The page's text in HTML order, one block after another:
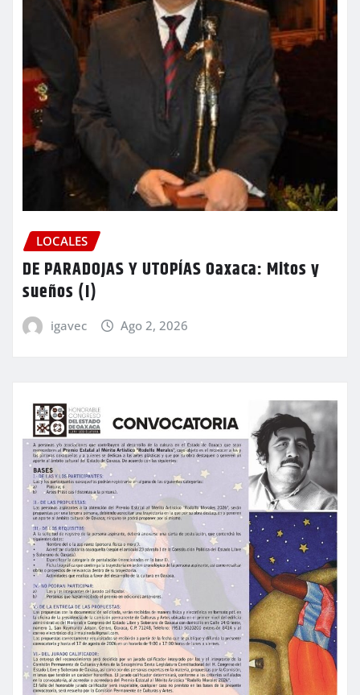
LOCALES
DE PARADOJAS Y UTOPÍAS Oaxaca: Mitos y
sueños (I)
igavec Ago 2, 2026